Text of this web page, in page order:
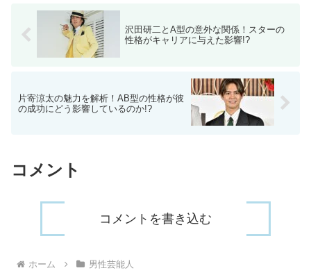
沢田研二とA型の意外な関係！スターの
性格がキャリアに与えた影響!?
片寄涼太の魅力を解析！AB型の性格が彼
の成功にどう影響しているのか!?
コメント
コメントを書き込む
ホーム 男性芸能人